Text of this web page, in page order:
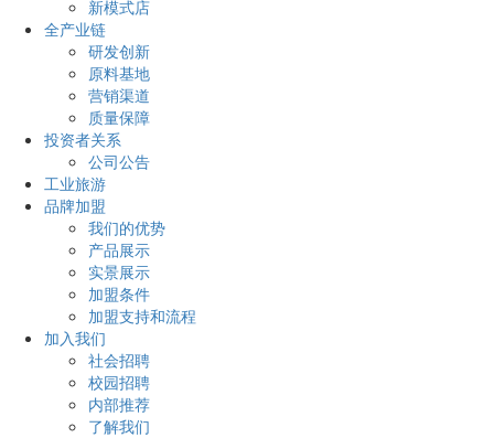
新模式店
全产业链
研发创新
原料基地
营销渠道
质量保障
投资者关系
公司公告
工业旅游
品牌加盟
我们的优势
产品展示
实景展示
加盟条件
加盟支持和流程
加入我们
社会招聘
校园招聘
内部推荐
了解我们